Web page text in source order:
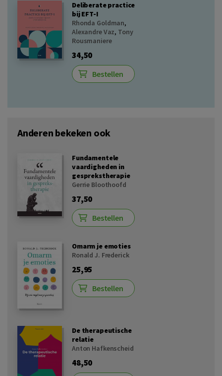
Deliberate practice
bij EFT-I
Rhonda Goldman,
Alexandre Vaz, Tony
Rousmaniere
34,50
Bestellen
Anderen bekeken ook
Fundamentele
vaardigheden in
gesprekstherapie
Gerrie Bloothoofd
37,50
Bestellen
Omarm je emoties
Ronald J. Frederick
25,95
Bestellen
De therapeutische
relatie
Anton Hafkenscheid
48,50